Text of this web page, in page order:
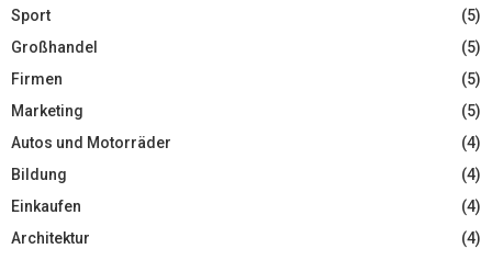
Sport
(5)
Großhandel
(5)
Firmen
(5)
Marketing
(5)
Autos und Motorräder
(4)
Bildung
(4)
Einkaufen
(4)
Architektur
(4)